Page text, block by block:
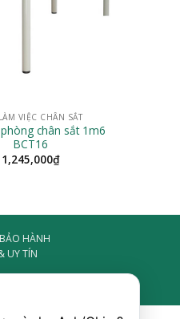
VIỆC CHÂN SẮT
chân sắt 1m6
BCT16
1,245,000₫
HÀNH
UY TÍN